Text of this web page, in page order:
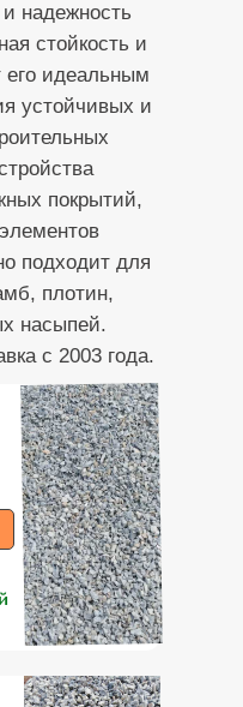
надежность
стойкость и
его идеальным
устойчивых и
покрытий,
подходит для
плотин,
насыпей.
с 2003 года.